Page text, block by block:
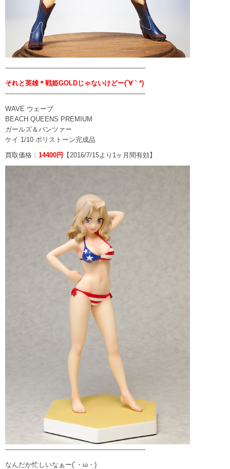
—————————————————————
それと英雄＊戦姫GOLDじゃないけどー(´∀｀*)
—————————————————————
WAVE ウェーブ
BEACH QUEENS PREMIUM
ガールズ＆パンツァー
ケイ 1/10 ポリストーン完成品
買取価格： 14400円 【2016/7/15より1ヶ月間有効】
—————————————————————
なんだか忙しいなぁー(´・ω・)